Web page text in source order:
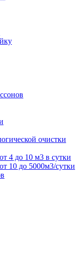
очистки
4 до 10 м3 в сутки
10 до 5000м3/сутки